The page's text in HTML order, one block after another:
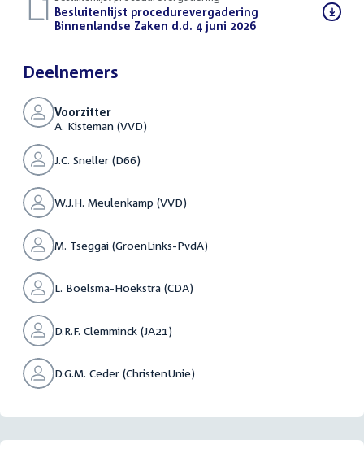
Download
bestand:
Besluitenlijst procedurevergadering
Binnenlandse Zaken d.d. 4 juni 2026(PDF)
Deelnemers
Voorzitter
A. Kisteman (VVD)
J.C. Sneller (D66)
W.J.H. Meulenkamp (VVD)
M. Tseggai (GroenLinks-PvdA)
L. Boelsma-Hoekstra (CDA)
D.R.F. Clemminck (JA21)
D.G.M. Ceder (ChristenUnie)